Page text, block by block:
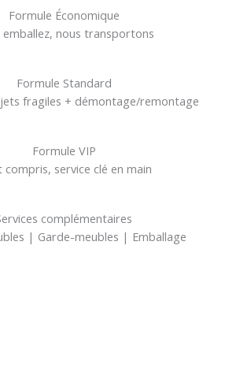
Formule Économique
emballez, nous transportons
Formule Standard
fragiles + démontage/remontage
Formule VIP
compris, service clé en main
complémentaires
| Garde-meubles | Emballage